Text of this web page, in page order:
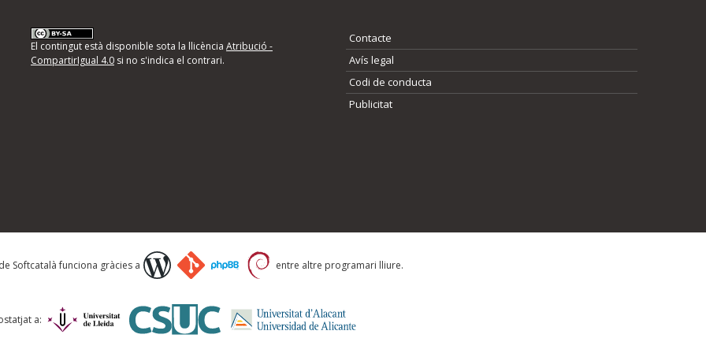
d'errors
següents i descriviu quina és la millora que
El contingut està disponible sota la llicència Atribució -
CompartirIgual 4.0si no s'indica el contrari.
Contacte
Avís legal
Codi de conducta
Publicitat
Softcatalà funciona gràcies a entre altre programari lliure.
a: